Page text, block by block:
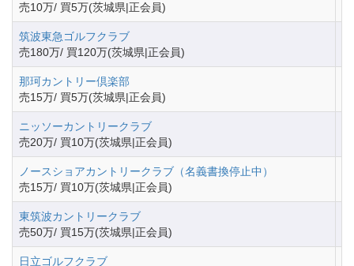
売10万/ 買5万(茨城県|正会員)
筑波東急ゴルフクラブ
売180万/ 買120万(茨城県|正会員)
那珂カントリー倶楽部
売15万/ 買5万(茨城県|正会員)
ニッソーカントリークラブ
売20万/ 買10万(茨城県|正会員)
ノースショアカントリークラブ（名義書換停止中）
売15万/ 買10万(茨城県|正会員)
東筑波カントリークラブ
売50万/ 買15万(茨城県|正会員)
日立ゴルフクラブ